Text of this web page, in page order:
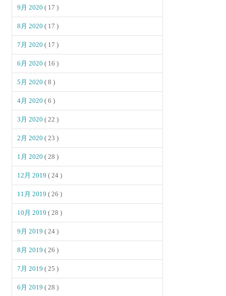
9月 2020( 17 )
8月 2020( 17 )
7月 2020( 17 )
6月 2020( 16 )
5月 2020( 8 )
4月 2020( 6 )
3月 2020( 22 )
2月 2020( 23 )
1月 2020( 28 )
12月 2019( 24 )
11月 2019( 26 )
10月 2019( 28 )
9月 2019( 24 )
8月 2019( 26 )
7月 2019( 25 )
6月 2019( 28 )